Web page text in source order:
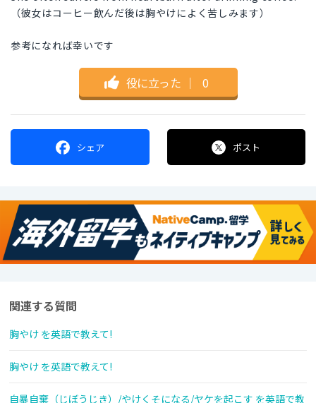
（彼女はコーヒー飲んだ後は胸やけによく苦しみます）
参考になれば幸いです
役に立った ｜ 0
シェア ポスト
関連する質問
胸やけ を英語で教えて!
胸やけ を英語で教えて!
自暴自棄（じぼうじき）/やけくそになる/ヤケを起こす を英語で教